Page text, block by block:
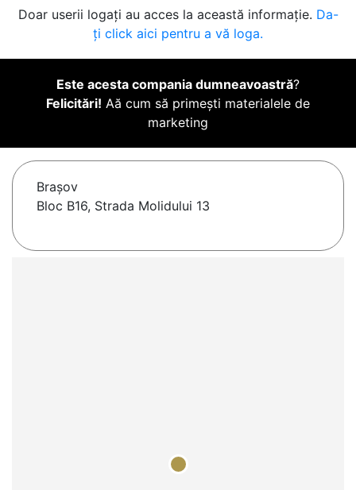
Doar userii logați au acces la această informație. Da-
ți click aici pentru a vă loga.
Este acesta compania dumneavoastră?
Felicitări! Aă cum să primești materialele de
marketing
Braşov
Bloc B16, Strada Molidului 13